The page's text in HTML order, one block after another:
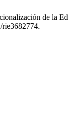
de la